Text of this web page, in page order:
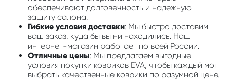
обеспечивают долговечность и надежную
защиту салона.
Гибкие условия доставки: Мы быстро доставим
ваш заказ, куда бы вы ни находились. Наш
интернет-магазин работает по всей России.
Отличные цены: Мы предлагаем выгодные
условия покупки ковриков EVA, чтобы каждый мог
выбрать качественные коврики по разумной цене.